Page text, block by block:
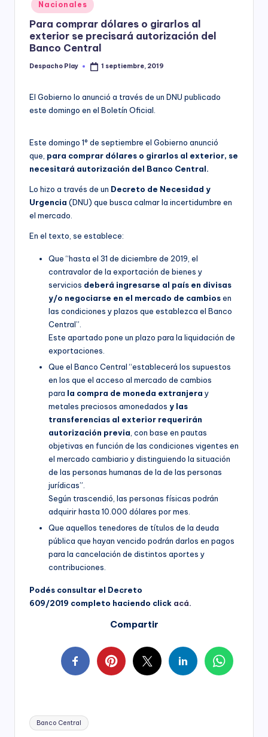
y
in
Nacionales
Para comprar dólares o girarlos al
exterior se precisará autorización del
Banco Central
Posted
Despacho Play 1 septiembre, 2019
El Gobierno lo anunció a través de un DNU publicado
este domingo en el Boletín Oficial.
Este domingo 1° de septiembre el Gobierno anunció
que, para comprar dólares o girarlos al exterior, se
necesitará autorización del Banco Central.
Lo hizo a través de un Decreto de Necesidad y
Urgencia (DNU) que busca calmar la incertidumbre en
el mercado.
En el texto, se establece:
Que “hasta el 31 de diciembre de 2019, el
contravalor de la exportación de bienes y
servicios deberá ingresarse al país en divisas
y/o negociarse en el mercado de cambiosen
las condiciones y plazos que establezca el Banco
Central”.
Este apartado pone un plazo para la liquidación de
exportaciones.
Que el Banco Central “establecerá los supuestos
en los que el acceso al mercado de cambios
para la compra de moneda extranjera y
metales preciosos amonedados y las
transferencias al exterior requerirán
autorización previa , con base en pautas
objetivas en función de las condiciones vigentes en
el mercado cambiario y distinguiendo la situación
de las personas humanas de la de las personas
jurídicas”.
Según trascendió, las personas físicas podrán
adquirir hasta 10.000 dólares por mes.
Que aquellos tenedores de títulos de la deuda
pública que hayan vencido podrán darlos en pagos
para la cancelación de distintos aportes y
contribuciones.
Podés consultar el Decreto
609/2019 completo haciendo click acá.
Compartir
Tags:
Banco Central